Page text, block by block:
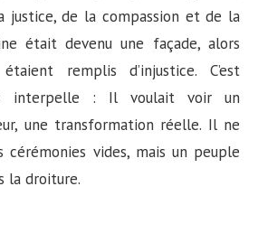
justice, de la compassion et de la
était devenu une façade, alors
remplis d’injustice. C’est
interpelle : Il voulait voir un
une transformation réelle. Il ne
cérémonies vides, mais un peuple
la droiture.